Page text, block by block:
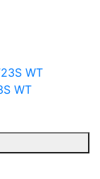
WT